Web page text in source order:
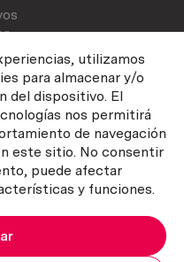
utilizamos
para almacenar y/o
del dispositivo. El
nos permitirá
de navegación
este sitio. No consentir
puede afectar
y funciones.
Política de Cookies